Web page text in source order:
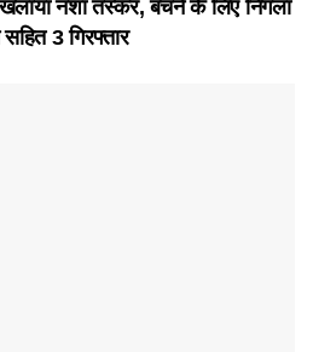
नशा तस्कर, बचने के लिए निगला
3 गिरफ्तार